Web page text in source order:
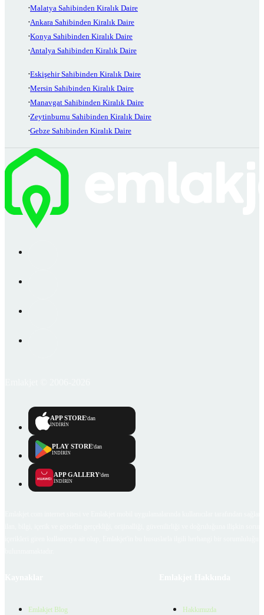
Malatya Sahibinden Kiralık Daire
Ankara Sahibinden Kiralık Daire
Konya Sahibinden Kiralık Daire
Antalya Sahibinden Kiralık Daire
Eskişehir Sahibinden Kiralık Daire
Mersin Sahibinden Kiralık Daire
Manavgat Sahibinden Kiralık Daire
Zeytinburnu Sahibinden Kiralık Daire
Gebze Sahibinden Kiralık Daire
APP STORE'dan
İNDİRİN
PLAY STORE'dan
İNDİRİN
APP GALLERY'den
İNDİRİN
Emlakjet Blog Hakkımızda